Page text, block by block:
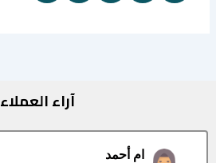
آراء العملاء
البتول